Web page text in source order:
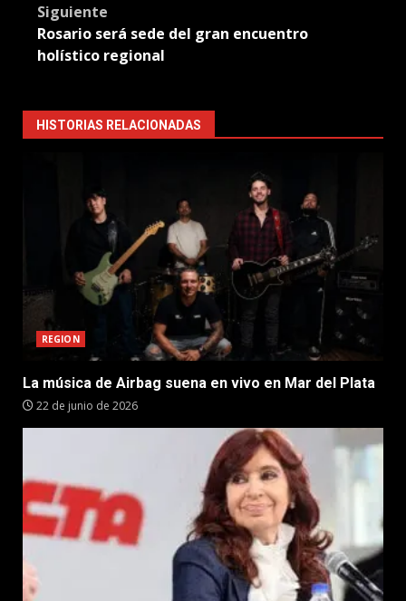
Siguiente
Rosario será sede del gran encuentro
holístico regional
HISTORIAS RELACIONADAS
REGION
La música de Airbag suena en vivo en Mar del Plata
22 de junio de 2026